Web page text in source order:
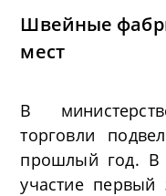
Швейные
мест
В
торговли
прошлый год. В
участие первый